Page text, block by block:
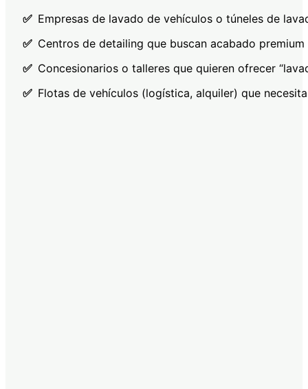
​✅ Empresas de lavado de vehículos o túneles de
​✅ Centros de detailing que buscan acabado
​✅ Concesionarios o talleres que quieren ofrecer
​✅ Flotas de vehículos (logística, alquiler) que